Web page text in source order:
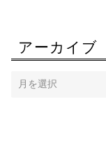
アーカイブ